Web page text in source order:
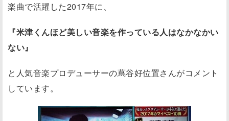
楽曲で活躍した2017年に、
『米津くんほど美しい音楽を作っている人はなかなかい
ない』
と人気音楽プロデューサーの蔦谷好位置さんがコメント
しています。